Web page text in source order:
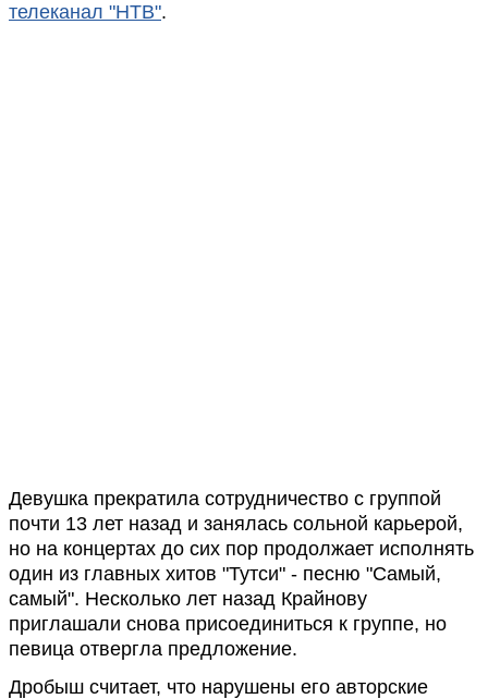
телеканал "НТВ".
Девушка прекратила сотрудничество с группой
почти 13 лет назад и занялась сольной карьерой,
но на концертах до сих пор продолжает исполнять
один из главных хитов "Тутси" - песню "Самый,
самый". Несколько лет назад Крайнову
приглашали снова присоединиться к группе, но
певица отвергла предложение.
Дробыш считает, что нарушены его авторские